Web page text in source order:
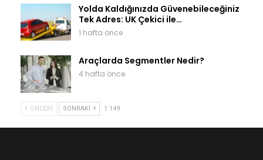
Yolda Kaldığınızda Güvenebileceğiniz
Tek Adres: UK Çekici ile…
1 hafta önce
Araçlarda Segmentler Nedir?
4 hafta önce
ÖNCEKI SONRAKI 1 149